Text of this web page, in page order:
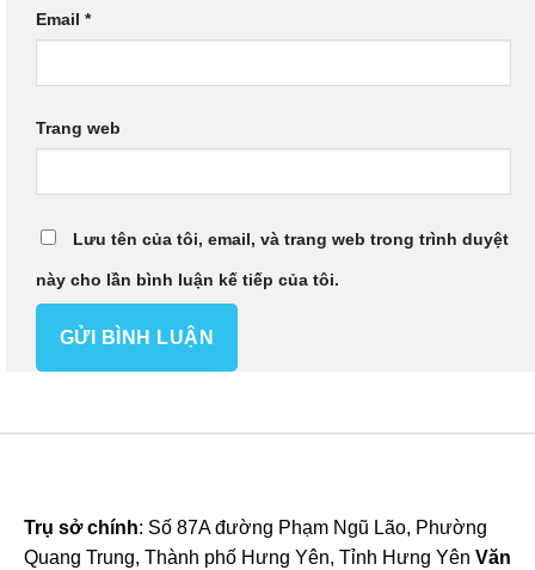
Email *
Trang web
Lưu tên của tôi, email, và trang web trong trình duyệt
này cho lần bình luận kế tiếp của tôi.
Trụ sở chính: Số 87A đường Phạm Ngũ Lão, Phường
Quang Trung, Thành phố Hưng Yên, Tỉnh Hưng Yên Văn